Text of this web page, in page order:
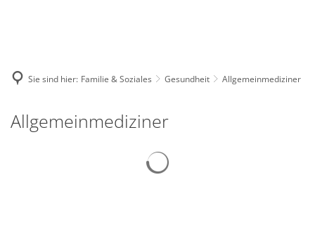
Sie sind hier: Familie & Soziales Gesundheit Allgemeinmediziner
Allgemeinmediziner
Allgemeinmediziner